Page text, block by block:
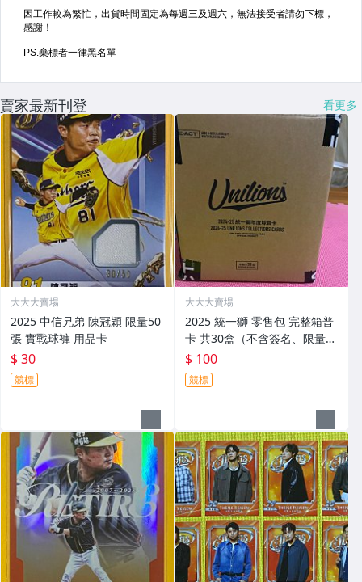
賣家最新刊登 看更多
大大大賣場
2025 中信兄弟 陳冠穎 限量50
張 實戰球褲 用品卡
$ 30
競標
大大大賣場
2025 統一獅 零售包 完整箱普
卡 共30盒（不含簽名、限量
卡、馬賽克、亮面平行卡）
$ 100
競標